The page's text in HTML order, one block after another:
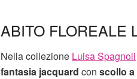
ABITO FLOREALE
Nella collezione Luisa Spagnoli
fantasia jacquard con scollo a